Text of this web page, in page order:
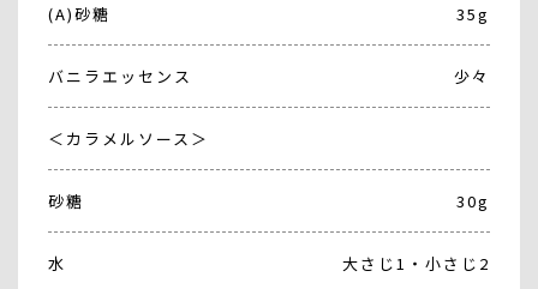
(A)砂糖 35g
バニラエッセンス 少々
＜カラメルソース＞
砂糖 30g
水 大さじ1・小さじ2